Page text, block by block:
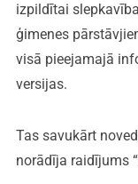
izpildītai
ģimenes
visā pieejamajā
versijas.
Tas savukārt
norādīja raidījums